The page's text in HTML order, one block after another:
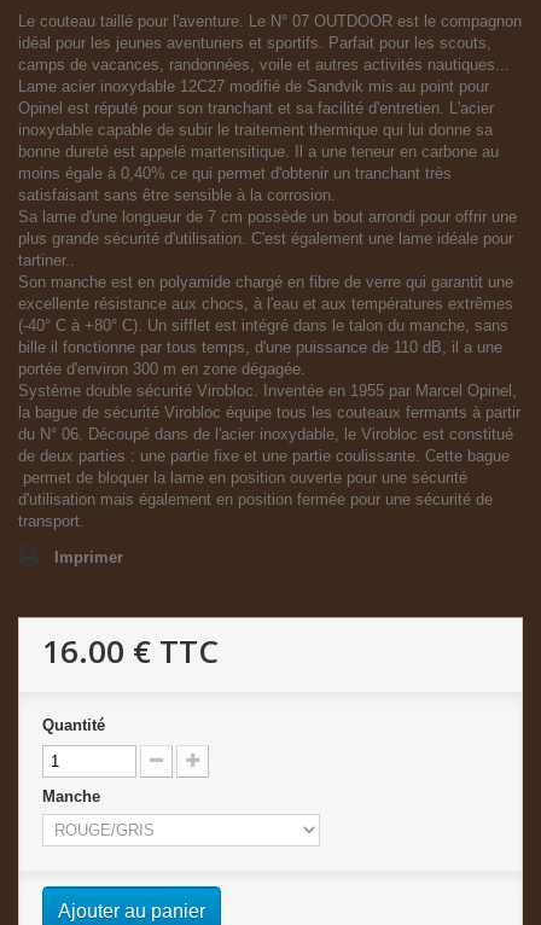
Le couteau taillé pour l'aventure. Le N° 07 OUTDOOR est le compagnon
idéal pour les jeunes aventuriers et sportifs. Parfait pour les scouts,
camps de vacances, randonnées, voile et autres activités nautiques...
Lame acier inoxydable 12C27 modifié de Sandvik mis au point pour
Opinel est réputé pour son tranchant et sa facilité d'entretien. L'acier
inoxydable capable de subir le traitement thermique qui lui donne sa
bonne dureté est appelé martensitique. Il a une teneur en carbone au
moins égale à 0,40% ce qui permet d'obtenir un tranchant très
satisfaisant sans être sensible à la corrosion.
Sa lame d'une longueur de 7 cm possède un bout arrondi pour offrir une
plus grande sécurité d'utilisation. C'est également une lame idéale pour
tartiner..
Son manche est en polyamide chargé en fibre de verre qui garantit une
excellente résistance aux chocs, à l'eau et aux températures extrêmes
(-40° C à +80° C). Un sifflet est intégré dans le talon du manche, sans
bille il fonctionne par tous temps, d'une puissance de 110 dB, il a une
portée d'environ 300 m en zone dégagée.
Système double sécurité Virobloc. Inventée en 1955 par Marcel Opinel,
la bague de sécurité Virobloc équipe tous les couteaux fermants à partir
du N° 06. Découpé dans de l'acier inoxydable, le Virobloc est constitué
de deux parties : une partie fixe et une partie coulissante. Cette bague
permet de bloquer la lame en position ouverte pour une sécurité
d'utilisation mais également en position fermée pour une sécurité de
transport.
Imprimer
16.00 € TTC
Quantité
Manche
Ajouter au panier